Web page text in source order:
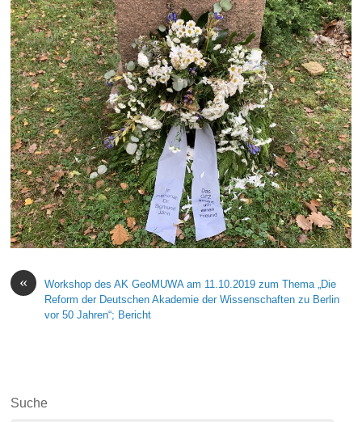
«
Workshop des AK GeoMUWA am 11.10.2019 zum Thema „Die
Reform der Deutschen Akademie der Wissenschaften zu Berlin
vor 50 Jahren“; Bericht
Suche